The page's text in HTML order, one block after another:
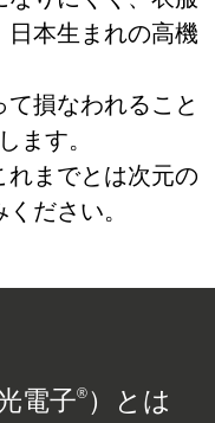
日本生まれの高機
損なわれること
ます。
までとは次元の
ださい。
光電子® ）とは